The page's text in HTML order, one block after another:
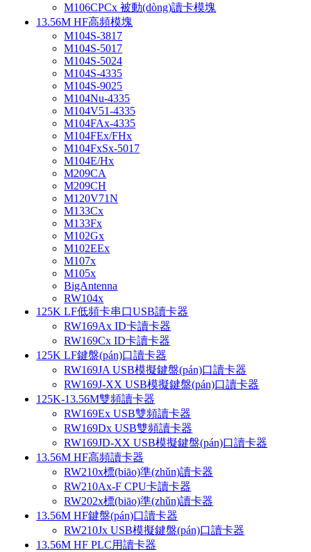
M106CPCx 被動(dòng)讀卡模塊
13.56M HF高頻模塊
M104S-3817
M104S-5017
M104S-5024
M104S-4335
M104S-9025
M104Nu-4335
M104V51-4335
M104FAx-4335
M104FEx/FHx
M104FxSx-5017
M104E/Hx
M209CA
M209CH
M120V71N
M133Cx
M133Fx
M102Gx
M102EEx
M107x
M105x
BigAntenna
RW104x
125K LF低頻卡串口USB讀卡器
RW169Ax ID卡讀卡器
RW169Cx ID卡讀卡器
125K LF鍵盤(pán)口讀卡器
RW169JA USB模擬鍵盤(pán)口讀卡器
RW169J-XX USB模擬鍵盤(pán)口讀卡器
125K-13.56M雙頻讀卡器
RW169Ex USB雙頻讀卡器
RW169Dx USB雙頻讀卡器
RW169JD-XX USB模擬鍵盤(pán)口讀卡器
13.56M HF高頻讀卡器
RW210x標(biāo)準(zhǔn)讀卡器
RW210Ax-F CPU卡讀卡器
RW202x標(biāo)準(zhǔn)讀卡器
13.56M HF鍵盤(pán)口讀卡器
RW210Jx USB模擬鍵盤(pán)口讀卡器
13.56M HF PLC用讀卡器